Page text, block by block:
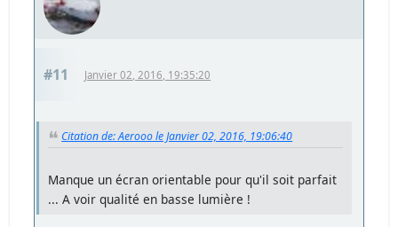
#11 Janvier 02, 2016, 19:35:20
Citation de: Aerooo le Janvier 02, 2016, 19:06:40
Manque un écran orientable pour qu'il soit parfait
... A voir qualité en basse lumière !